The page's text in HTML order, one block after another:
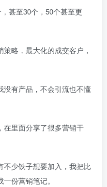
甚至30个，50个甚至更
略，最大化的成交客户，
没有产品，不会引流也不懂
在里面分享了很多营销干
不少铁子想要加入，我把比
份营销笔记。